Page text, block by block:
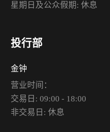
星期日及公众假期: 休息
投行部
金钟
营业时间：
交易日: 09:00 - 18:00
非交易日: 休息